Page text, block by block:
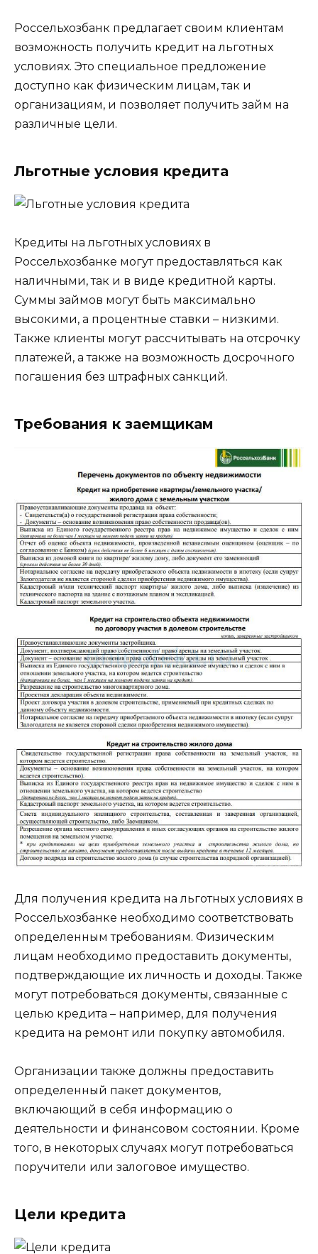
Россельхозбанк предлагает своим клиентам
возможность получить кредит на льготных
условиях. Это специальное предложение
доступно как физическим лицам, так и
организациям, и позволяет получить займ на
различные цели.
Льготные условия кредита
Кредиты на льготных условиях в
Россельхозбанке могут предоставляться как
наличными, так и в виде кредитной карты.
Суммы займов могут быть максимально
высокими, а процентные ставки – низкими.
Также клиенты могут рассчитывать на отсрочку
платежей, а также на возможность досрочного
погашения без штрафных санкций.
Требования к заемщикам
Для получения кредита на льготных условиях в
Россельхозбанке необходимо соответствовать
определенным требованиям. Физическим
лицам необходимо предоставить документы,
подтверждающие их личность и доходы. Также
могут потребоваться документы, связанные с
целью кредита – например, для получения
кредита на ремонт или покупку автомобиля.
Организации также должны предоставить
определенный пакет документов,
включающий в себя информацию о
деятельности и финансовом состоянии. Кроме
того, в некоторых случаях могут потребоваться
поручители или залоговое имущество.
Цели кредита